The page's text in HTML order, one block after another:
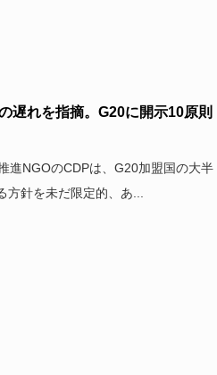
遅れを指摘。G20に開示10原則
進NGOのCDPは、G20加盟国の大半
針を未だ限定的、あ...